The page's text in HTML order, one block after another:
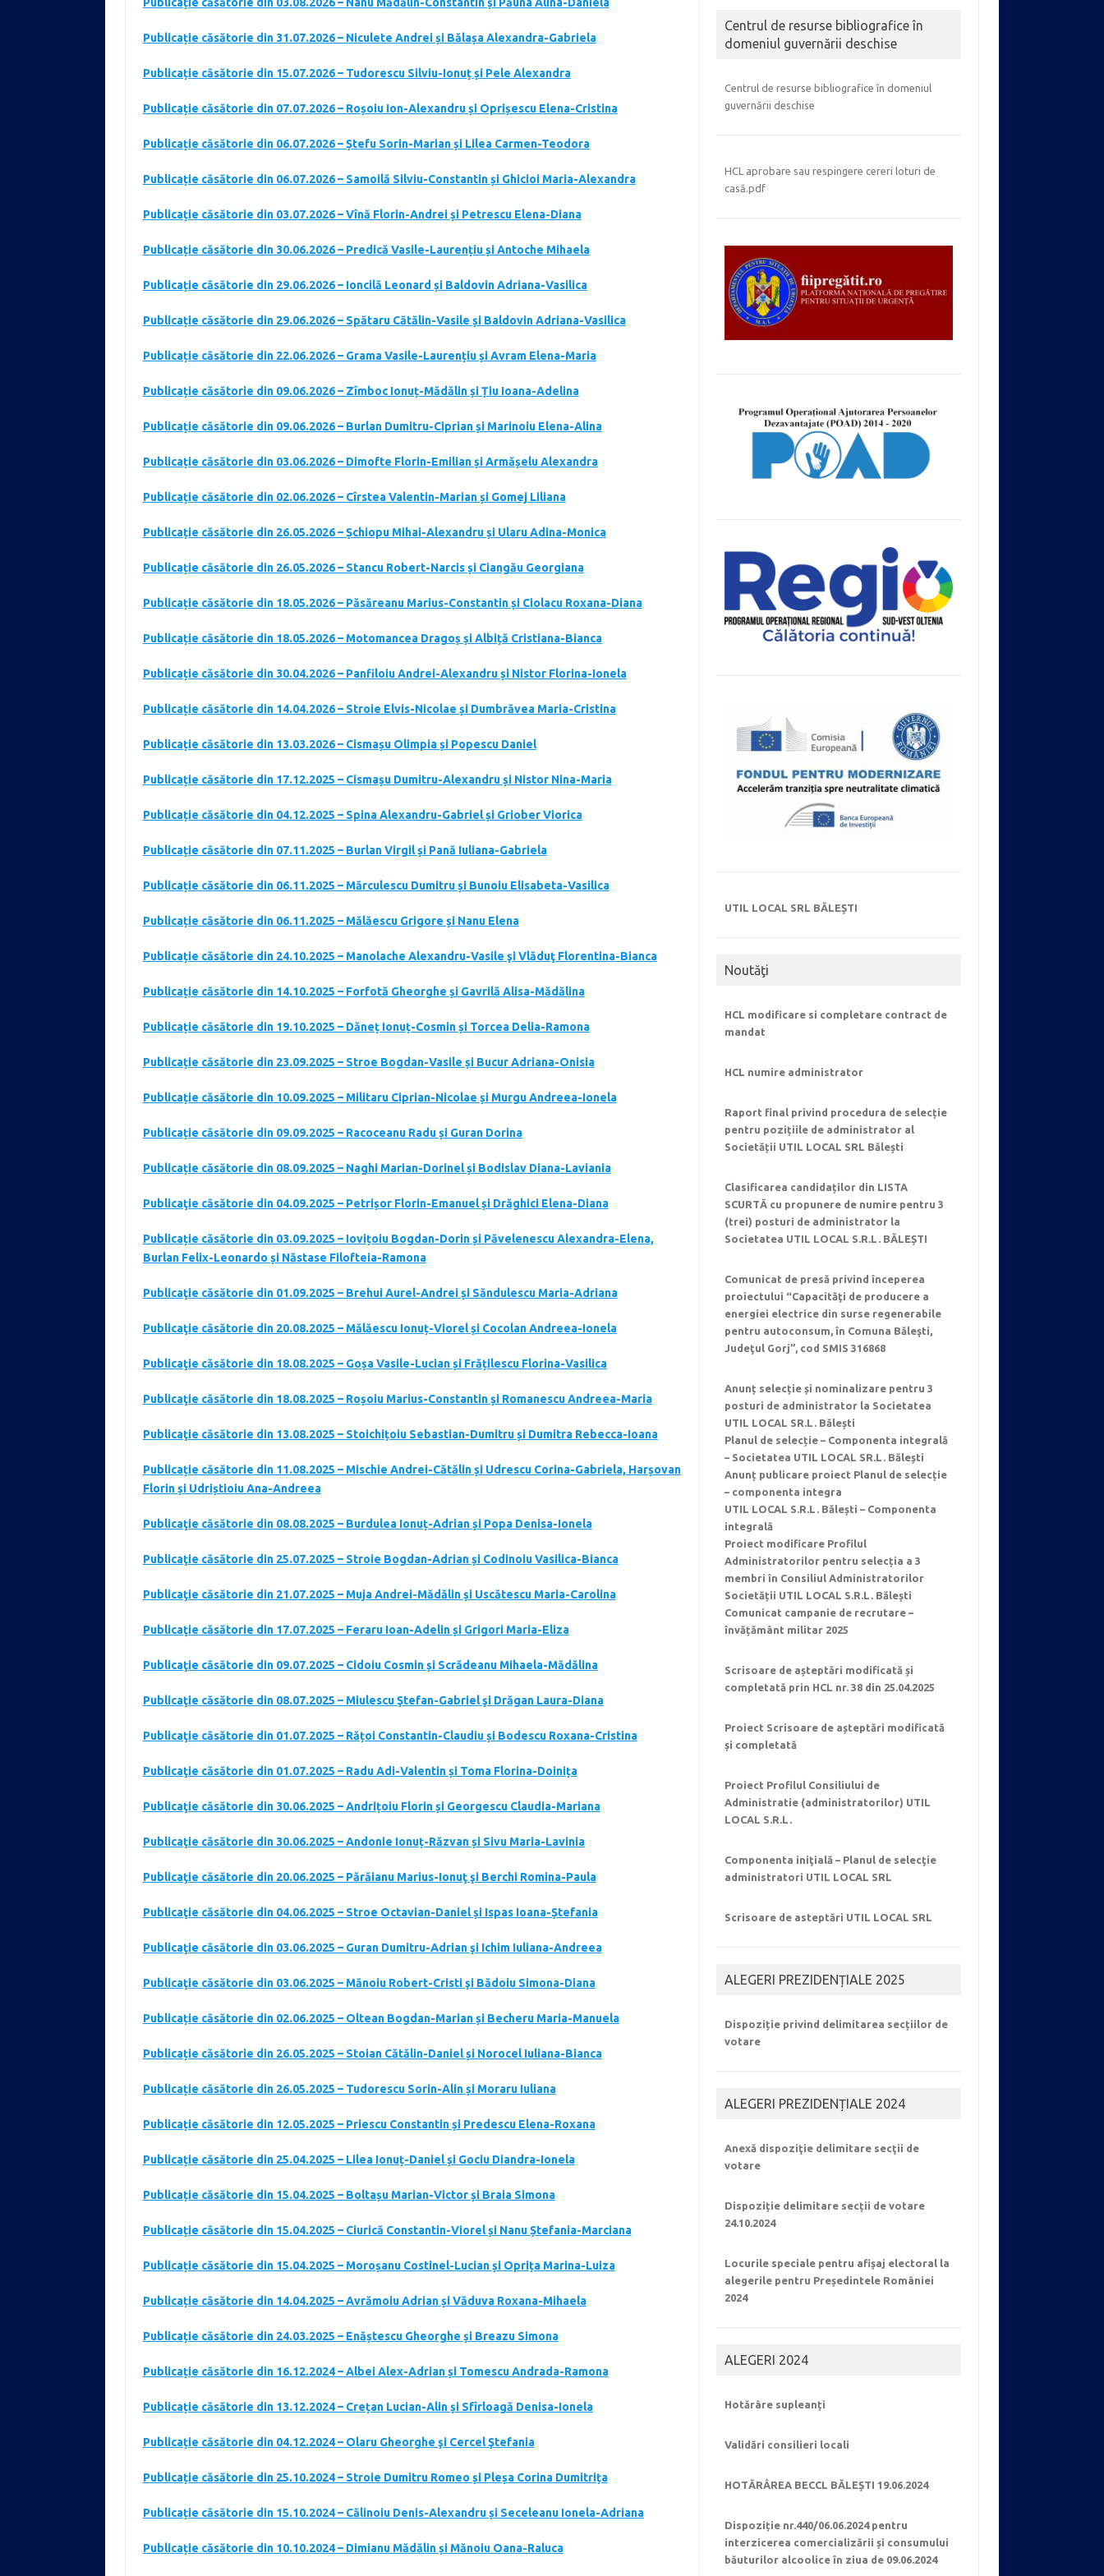
Publicație căsătorie din 31.07.2026 – Niculete Andrei și Bălașa Alexandra-Gabriela
Publicație căsătorie din 15.07.2026 – Tudorescu Silviu-Ionuț și Pele Alexandra
Publicație căsătorie din 07.07.2026 – Roșoiu Ion-Alexandru și Oprișescu Elena-Cristina
Publicație căsătorie din 06.07.2026 – Ștefu Sorin-Marian și Lilea Carmen-Teodora
Publicație căsătorie din 06.07.2026 – Samoilă Silviu-Constantin și Ghicioi Maria-Alexandra
Publicație căsătorie din 03.07.2026 – Vînă Florin-Andrei și Petrescu Elena-Diana
Publicație căsătorie din 30.06.2026 – Predică Vasile-Laurențiu și Antoche Mihaela
Publicație căsătorie din 29.06.2026 – Ioncilă Leonard și Baldovin Adriana-Vasilica
Publicație căsătorie din 29.06.2026 – Spătaru Cătălin-Vasile și Baldovin Adriana-Vasilica
Publicație căsătorie din 22.06.2026 – Grama Vasile-Laurențiu și Avram Elena-Maria
Publicație căsătorie din 09.06.2026 – Zîmboc Ionuț-Mădălin și Țiu Ioana-Adelina
Publicație căsătorie din 09.06.2026 – Burlan Dumitru-Ciprian și Marinoiu Elena-Alina
Publicație căsătorie din 03.06.2026 – Dimofte Florin-Emilian și Armășelu Alexandra
Publicație căsătorie din 02.06.2026 – Cîrstea Valentin-Marian și Gomej Liliana
Publicație căsătorie din 26.05.2026 – Șchiopu Mihai-Alexandru și Ularu Adina-Monica
Publicație căsătorie din 26.05.2026 – Stancu Robert-Narcis și Ciangău Georgiana
Publicație căsătorie din 18.05.2026 – Păsăreanu Marius-Constantin și Ciolacu Roxana-Diana
Publicație căsătorie din 18.05.2026 – Motomancea Dragoș și Albiță Cristiana-Bianca
Publicație căsătorie din 30.04.2026 – Panfiloiu Andrei-Alexandru și Nistor Florina-Ionela
Publicație căsătorie din 14.04.2026 – Stroie Elvis-Nicolae și Dumbrăvea Maria-Cristina
Publicație căsătorie din 13.03.2026 – Cismașu Olimpia și Popescu Daniel
Publicație căsătorie din 17.12.2025 – Cismașu Dumitru-Alexandru și Nistor Nina-Maria
Publicație căsătorie din 04.12.2025 – Spina Alexandru-Gabriel și Griober Viorica
Publicație căsătorie din 07.11.2025 – Burlan Virgil și Pană Iuliana-Gabriela
Publicație căsătorie din 06.11.2025 – Mărculescu Dumitru și Bunoiu Elisabeta-Vasilica
Publicație căsătorie din 06.11.2025 – Mălăescu Grigore și Nanu Elena
Publicație căsătorie din 24.10.2025 – Manolache Alexandru-Vasile şi Vlăduţ Florentina-Bianca
Publicație căsătorie din 14.10.2025 – Forfotă Gheorghe și Gavrilă Alisa-Mădălina
Publicație căsătorie din 19.10.2025 – Dăneț Ionuț-Cosmin și Torcea Delia-Ramona
Publicație căsătorie din 23.09.2025 – Stroe Bogdan-Vasile și Bucur Adriana-Onisia
Publicație căsătorie din 10.09.2025 – Militaru Ciprian-Nicolae și Murgu Andreea-Ionela
Publicație căsătorie din 09.09.2025 – Racoceanu Radu și Guran Dorina
Publicație căsătorie din 08.09.2025 – Naghi Marian-Dorinel și Bodislav Diana-Laviania
Publicaţie căsătorie din 04.09.2025 – Petrișor Florin-Emanuel și Drăghici Elena-Diana
Publicație căsătorie din 03.09.2025 – Iovițoiu Bogdan-Dorin și Păvelenescu Alexandra-Elena,
Burlan Felix-Leonardo și Năstase Filofteia-Ramona
Publicaţie căsătorie din 01.09.2025 – Brehui Aurel-Andrei și Săndulescu Maria-Adriana
Publicaţie căsătorie din 20.08.2025 – Mălăescu Ionuț-Viorel și Cocolan Andreea-Ionela
Publicaţie căsătorie din 18.08.2025 – Goșa Vasile-Lucian și Frățilescu Florina-Vasilica
Publicaţie căsătorie din 18.08.2025 – Roșoiu Marius-Constantin și Romanescu Andreea-Maria
Publicaţie căsătorie din 13.08.2025 – Stoichițoiu Sebastian-Dumitru și Dumitra Rebecca-Ioana
Publicație căsătorie din 11.08.2025 – Mischie Andrei-Cătălin și Udrescu Corina-Gabriela, Harșovan
Florin și Udriștioiu Ana-Andreea
Publicaţie căsătorie din 08.08.2025 – Burdulea Ionuț-Adrian și Popa Denisa-Ionela
Publicaţie căsătorie din 25.07.2025 – Stroie Bogdan-Adrian și Codinoiu Vasilica-Bianca
Publicaţie căsătorie din 21.07.2025 – Muja Andrei-Mădălin și Uscătescu Maria-Carolina
Publicaţie căsătorie din 17.07.2025 – Feraru Ioan-Adelin și Grigori Maria-Eliza
Publicaţie căsătorie din 09.07.2025 – Cidoiu Cosmin și Scrădeanu Mihaela-Mădălina
Publicaţie căsătorie din 08.07.2025 – Miulescu Ştefan-Gabriel şi Drăgan Laura-Diana
Publicaţie căsătorie din 01.07.2025 – Rățoi Constantin-Claudiu și Bodescu Roxana-Cristina
Publicaţie căsătorie din 01.07.2025 – Radu Adi-Valentin și Toma Florina-Doinița
Publicaţie căsătorie din 30.06.2025 – Andrițoiu Florin și Georgescu Claudia-Mariana
Publicaţie căsătorie din 30.06.2025 – Andonie Ionuț-Răzvan și Sivu Maria-Lavinia
Publicaţie căsătorie din 20.06.2025 – Părăianu Marius-Ionuţ şi Berchi Romina-Paula
Publicaţie căsătorie din 04.06.2025 – Stroe Octavian-Daniel și Ispas Ioana-Ștefania
Publicaţie căsătorie din 03.06.2025 – Guran Dumitru-Adrian şi Ichim Iuliana-Andreea
Publicaţie căsătorie din 03.06.2025 – Mănoiu Robert-Cristi şi Bădoiu Simona-Diana
Publicație căsătorie din 02.06.2025 – Oltean Bogdan-Marian și Becheru Maria-Manuela
Publicație căsătorie din 26.05.2025 – Stoian Cătălin-Daniel și Norocel Iuliana-Bianca
Publicație căsătorie din 26.05.2025 – Tudorescu Sorin-Alin și Moraru Iuliana
Publicație căsătorie din 12.05.2025 – Priescu Constantin și Predescu Elena-Roxana
Publicație căsătorie din 25.04.2025 – Lilea Ionuț-Daniel și Gociu Diandra-Ionela
Publicație căsătorie din 15.04.2025 – Boltașu Marian-Victor și Braia Simona
Publicație căsătorie din 15.04.2025 – Ciurică Constantin-Viorel și Nanu Ștefania-Marciana
Publicație căsătorie din 15.04.2025 – Moroșanu Costinel-Lucian și Oprița Marina-Luiza
Publicație căsătorie din 14.04.2025 – Avrămoiu Adrian și Văduva Roxana-Mihaela
Publicație căsătorie din 24.03.2025 – Enăștescu Gheorghe și Breazu Simona
Publicație căsătorie din 16.12.2024 – Albei Alex-Adrian și Tomescu Andrada-Ramona
Publicație căsătorie din 13.12.2024 – Crețan Lucian-Alin și Sfîrloagă Denisa-Ionela
Publicație căsătorie din 04.12.2024 – Olaru Gheorghe şi Cercel Ştefania
Publicație căsătorie din 25.10.2024 – Stroie Dumitru Romeo și Pleșa Corina Dumitrița
Publicație căsătorie din 15.10.2024 – Călinoiu Denis-Alexandru și Seceleanu Ionela-Adriana
Publicație căsătorie din 10.10.2024 – Dimianu Mădălin și Mănoiu Oana-Raluca
Centrul de resurse bibliografice în
domeniul guvernării deschise
Centrul de resurse bibliografice în domeniul
guvernării deschise
HCL aprobare sau respingere cereri loturi de
casă.pdf
UTIL LOCAL SRL BĂLEȘTI
Noutăţi
HCL modificare si completare contract de
mandat
HCL numire administrator
Raport final privind procedura de selecție
pentru pozițiile de administrator al
Societății UTIL LOCAL SRL Bălești
Clasificarea candidaților din LISTA
SCURTĂ cu propunere de numire pentru 3
(trei) posturi de administrator la
Societatea UTIL LOCAL S.R.L. BĂLEȘTI
Comunicat de presă privind începerea
proiectului “Capacităţi de producere a
energiei electrice din surse regenerabile
pentru autoconsum, în Comuna Băleşti,
Judeţul Gorj”, cod SMIS 316868
Anunț selecție și nominalizare pentru 3
posturi de administrator la Societatea
UTIL LOCAL SR.L. Bălești
Planul de selecție – Componenta integrală
– Societatea UTIL LOCAL SR.L. Bălești
Anunț publicare proiect Planul de selecție
– componenta integra
UTIL LOCAL S.R.L. Bălești – Componenta
integrală
Proiect modificare Profilul
Administratorilor pentru selecția a 3
membri în Consiliul Administratorilor
Societății UTIL LOCAL S.R.L. Bălești
Comunicat campanie de recrutare –
învățământ militar 2025
Scrisoare de așteptări modificată și
completată prin HCL nr. 38 din 25.04.2025
Proiect Scrisoare de așteptări modificată
și completată
Proiect Profilul Consiliului de
Administratie (administratorilor) UTIL
LOCAL S.R.L.
Componenta iniţială – Planul de selecţie
administratori UTIL LOCAL SRL
Scrisoare de asteptări UTIL LOCAL SRL
ALEGERI PREZIDENȚIALE 2025
Dispoziție privind delimitarea secțiilor de
votare
ALEGERI PREZIDENȚIALE 2024
Anexă dispoziţie delimitare secţii de
votare
Dispoziție delimitare secții de votare
24.10.2024
Locurile speciale pentru afișaj electoral la
alegerile pentru Președintele României
2024
ALEGERI 2024
Hotărâre supleanți
Validări consilieri locali
HOTĂRÂREA BECCL BĂLEȘTI 19.06.2024
Dispoziție nr.440/06.06.2024 pentru
interzicerea comercializării și consumului
băuturilor alcoolice în ziua de 09.06.2024